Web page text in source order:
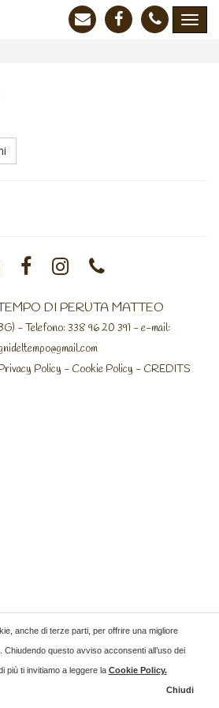
DI PERUTA MATTEO
- Telefono: 338 96 20 391 - e-mail:
Policy - Cookie Policy - CREDITS
anche di terze parti, per offrire una migliore
questo avviso acconsenti all’uso dei
più ti invitiamo a leggere la Cookie Policy.
Chiudi